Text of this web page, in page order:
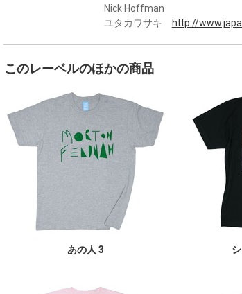
Nick Hoffman
ユタカワサキ
http://
このレーベルのほかの商品
あの人 3